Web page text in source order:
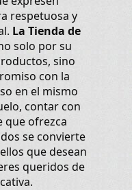
respetuosa y
La Tienda de
solo por su
sino
con la
en el mismo
contar con
que ofrezca
se convierte
que desean
queridos de